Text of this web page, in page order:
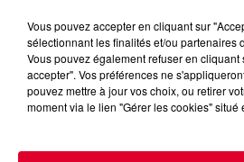
Vous pouvez accepter en cliquant sur
sélectionnant les finalités et/ou partenaires
Vous pouvez également refuser en cliquant
accepter". Vos préférences ne
pouvez mettre à jour vos choix, ou retirer
moment via le lien "Gérer les cookies" situé